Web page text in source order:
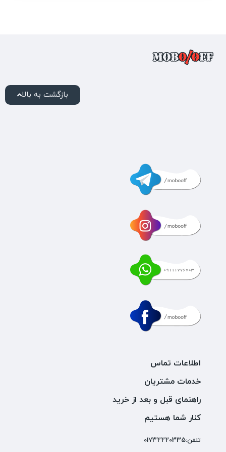
بازگشت به بالا
اطلاعات تماس
خدمات مشتریان
راهنمای قبل و بعد از خرید
کنار شما هستیم
تلفن:01732220335